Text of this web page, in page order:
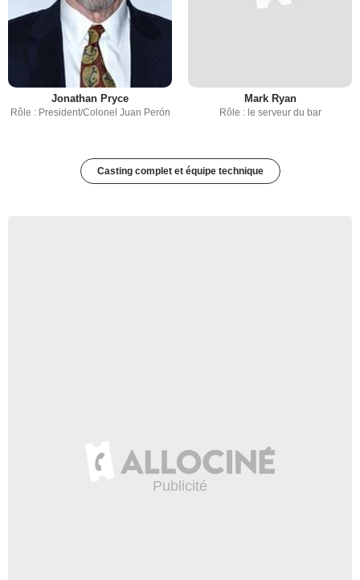
Jonathan Pryce
Rôle : President/Colonel Juan Perón
Mark Ryan
Rôle : le serveur du bar
Casting complet et équipe technique